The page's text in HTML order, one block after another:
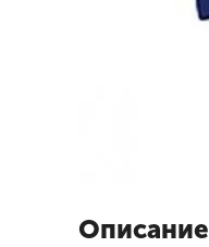
Описание